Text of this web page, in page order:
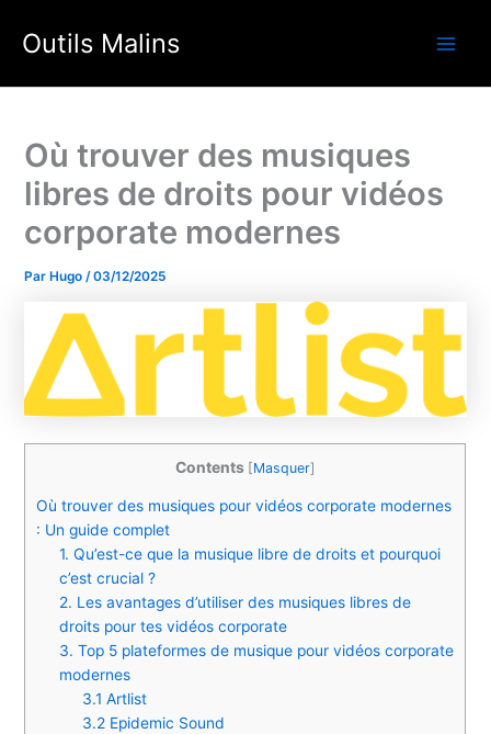
Outils Malins
Où trouver des musiques
libres de droits pour vidéos
corporate modernes
ParHugo /03/12/2025
Contents [Masquer]
Où trouver des musiques pour vidéos corporate modernes
: Un guide complet
1. Qu’est-ce que la musique libre de droits et pourquoi
c’est crucial ?
2. Les avantages d’utiliser des musiques libres de
droits pour tes vidéos corporate
3. Top 5 plateformes de musique pour vidéos corporate
modernes
3.1 Artlist
3.2 Epidemic Sound